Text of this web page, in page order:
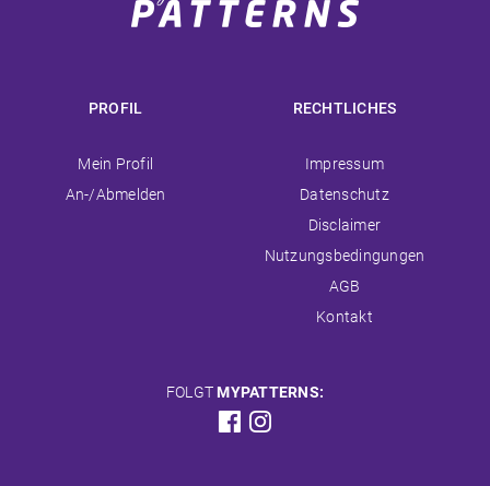
PROFIL
Navigation
überspringen
Mein Profil
An-/Abmelden
RECHTLICHES
Navigation
überspringen
Impressum
Datenschutz
Disclaimer
Nutzungsbedingungen
AGB
Kontakt
FOLGT MYPATTERNS: